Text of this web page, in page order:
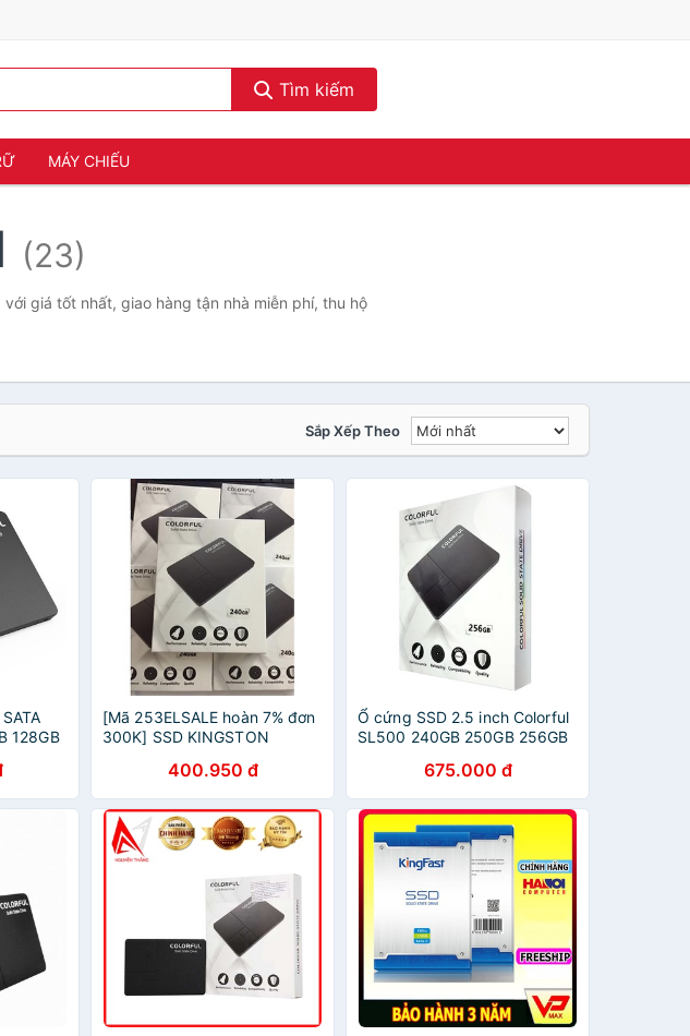
Tìm kiếm
MÁY CHIẾU
(23)
giá tốt nhất, giao hàng tận nhà miễn phí, thu hộ
Sắp Xếp Theo
128GB
[Mã 253ELSALE hoàn 7% đơn
300K] SSD KINGSTON
như hàng bóc máy. Hỗ trợ cài
win theo yêu cầu
400.950 đ
Ổ cứng SSD 2.5 inch Colorful
SL500 240GB 250GB 256GB
675.000 đ